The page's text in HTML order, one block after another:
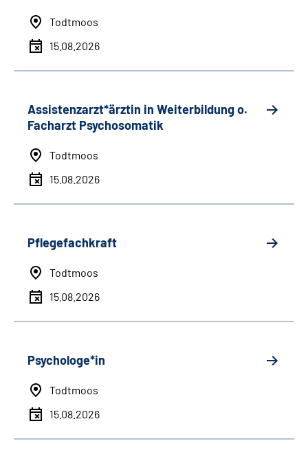
Todtmoos
15.08.2026
Assistenzarzt*ärztin in Weiterbildung o.
Facharzt Psychosomatik
Todtmoos
15.08.2026
Pflegefachkraft
Todtmoos
15.08.2026
Psychologe*in
Todtmoos
15.08.2026